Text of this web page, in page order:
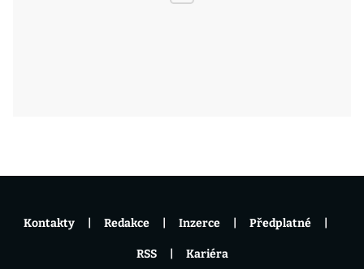
Kontakty Redakce Inzerce Předplatné
RSS Kariéra